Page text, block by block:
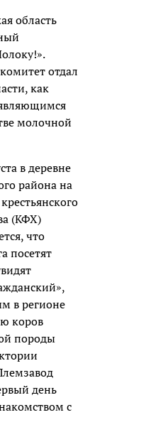
область
отдал
как
молочной
в деревне
района на
(КФХ)
что
посетят
в регионе
коров
породы
день
с